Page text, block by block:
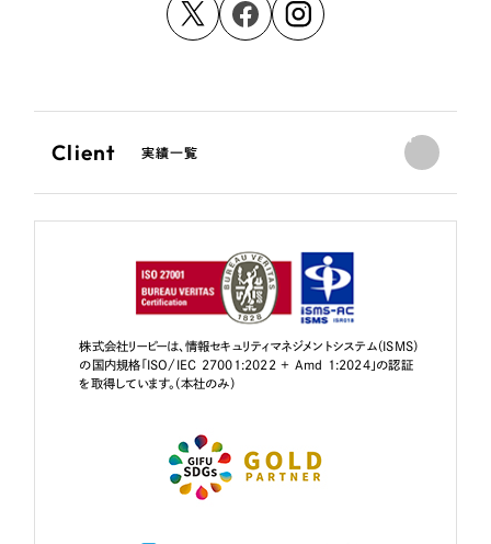
Client 実績一覧
株式会社リーピーは、情報セキュリティマネジメントシステム（ISMS）
の国内規格「ISO/IEC 27001:2022 + Amd 1:2024」の認証
を取得しています。（本社のみ）